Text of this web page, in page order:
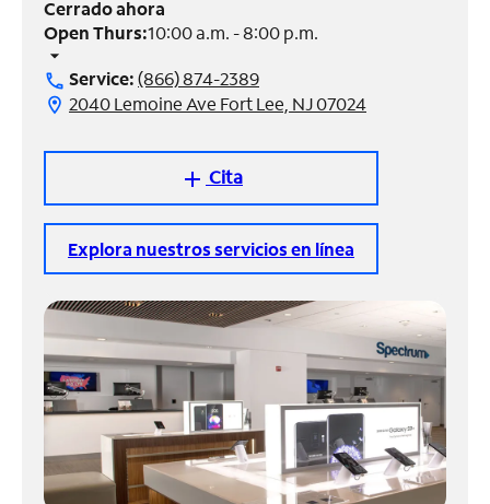
Administrar
cuenta
Encuentra
Cerrado ahora
Open Thurs:10:00 a.m. - 8:00 p.m.
arrow_drop_down
call Service:(866) 874-2389
location_on 2040 Lemoine Ave Fort Lee, NJ 07024
add Cita
Explora nuestros servicios en línea